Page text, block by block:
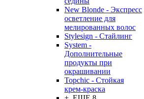
New Blonde - Экспресс
осветление для
мелированных волос
Stylesign - Стайлинг
System -
Дополнительные
продукты при
окрашивании
Topchic - Стойкая
крем-краска